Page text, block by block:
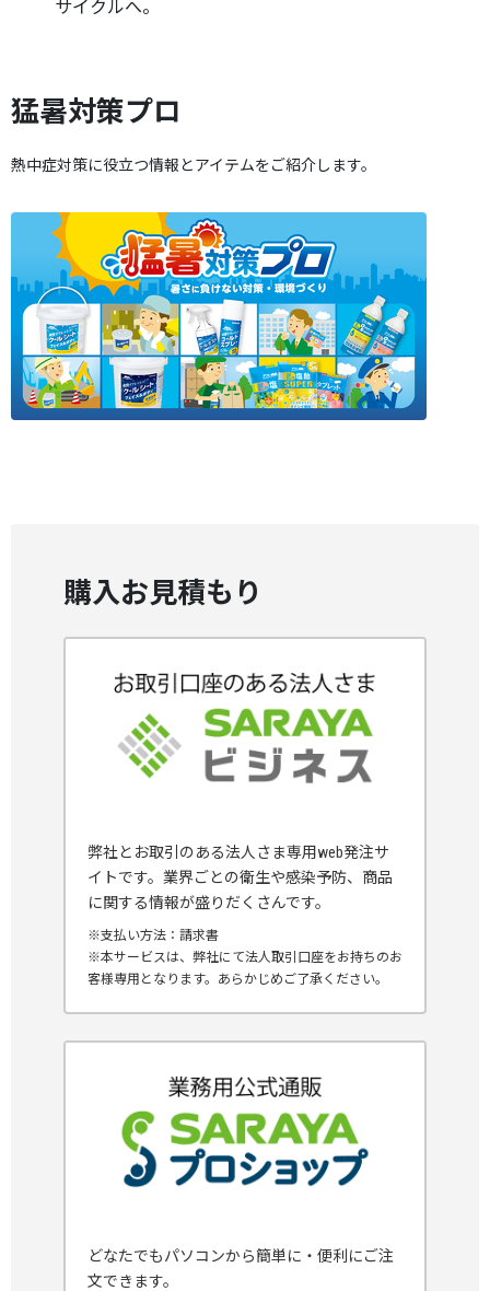
サイクルへ。
猛暑対策プロ
熱中症対策に役立つ情報とアイテムをご紹介します。
購入お見積もり
弊社とお取引のある法人さま専用web発注サ
イトです。業界ごとの衛生や感染予防、商品
に関する情報が盛りだくさんです。
※支払い方法：請求書
※本サービスは、弊社にて法人取引口座をお持ちのお
客様専用となります。あらかじめご了承ください。
どなたでもパソコンから簡単に・便利にご注
文できます。